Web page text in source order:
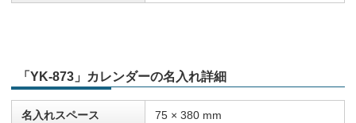
「YK-873」カレンダーの名入れ詳細
名入れスペース 75 × 380 mm